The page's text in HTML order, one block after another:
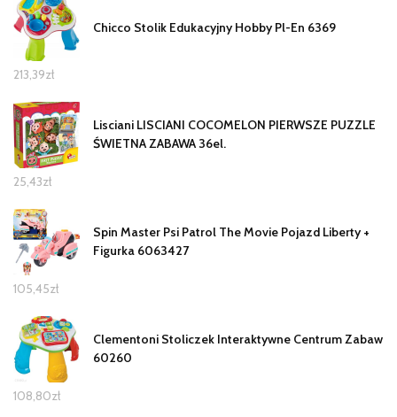
Chicco Stolik Edukacyjny Hobby Pl-En 6369
213,39zł
Lisciani LISCIANI COCOMELON PIERWSZE PUZZLE
ŚWIETNA ZABAWA 36el.
25,43zł
Spin Master Psi Patrol The Movie Pojazd Liberty +
Figurka 6063427
105,45zł
Clementoni Stoliczek Interaktywne Centrum Zabaw
60260
108,80zł